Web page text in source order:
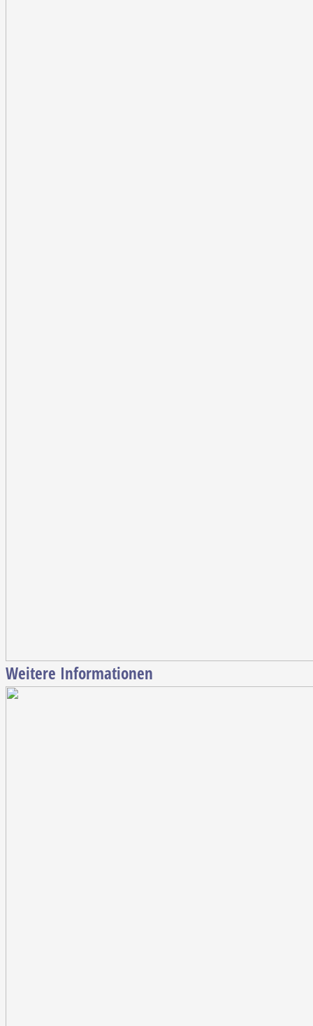
Weitere Informationen